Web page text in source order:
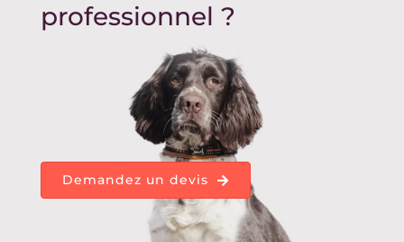
professionnel ?
Demandez un devis